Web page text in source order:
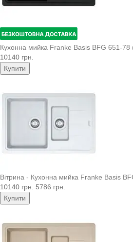
Кухонна мийка Franke Basis BFG 651-78
10140 грн.
Купити
Вітрина - Кухонна мийка Franke Basis
10140 грн.
5786 грн.
Купити